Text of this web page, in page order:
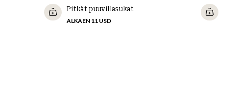
Pitkät puuvillasukat
ALKAEN 11 USD